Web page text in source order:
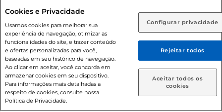
Rio de Janeiro (RJ) Goiás (GO)
Ou
Caso queira comprar online, informe como deseja receber
suas compras:
Entrega em casa Retire em Loja
prévio. O valor mínimo para as compras on-line é de R$
80,00.
© 2026 Copyright. Todos os direitos
reservados Prezunic.
Cookies e Privacidade
Usamos cookies para melhorar sua
experiência de navegação, otimizar as
funcionalidades do site, e trazer conteúdo
e ofertas personalizadas para você,
baseadas em seu histórico de navegação.
Ao clicar em aceitar, você concorda em
armazenar cookies em seu dispositivo.
Para informações mais detalhadas a
respeito de cookies, consulte nossa
Política de Privacidade.
Configurar privacidade
Rejeitar todos
Aceitar todos os
cookies